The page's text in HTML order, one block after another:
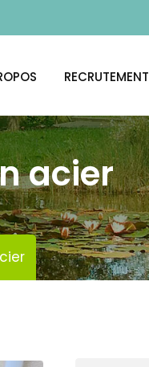
RECRUTEMENT
acier